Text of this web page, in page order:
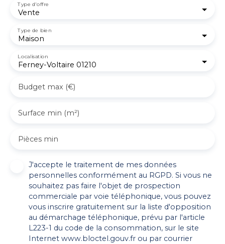
Vente
Type d'offre
Maison
Type de bien
Ferney-Voltaire 01210
Localisation
Budget max (€)
Surface min (m²)
Pièces min
J'accepte le traitement de mes données
personnelles conformément au RGPD. Si vous ne
souhaitez pas faire l'objet de prospection
commerciale par voie téléphonique, vous pouvez
vous inscrire gratuitement sur la liste d'opposition
au démarchage téléphonique, prévu par l'article
L223-1 du code de la consommation, sur le site
Internet www.bloctel.gouv.fr ou par courrier